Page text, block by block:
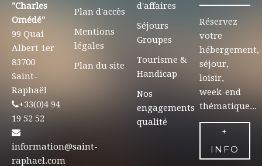
"Charles
Omédé"
99 Quai
Albert 1er
83700
Saint-
Raphaël
+33(0)4 94
19 52 52
information@saint-
raphael.com
Plan d'accès
Mentions
légales
Plan du site
d'affaires
Séjours
Groupes
Tourisme &
Handicap
Nos
engagements
qualité
Réservez
votre
hébergement,
séjour,
loisir,
week-end
thématique...
+
INFO